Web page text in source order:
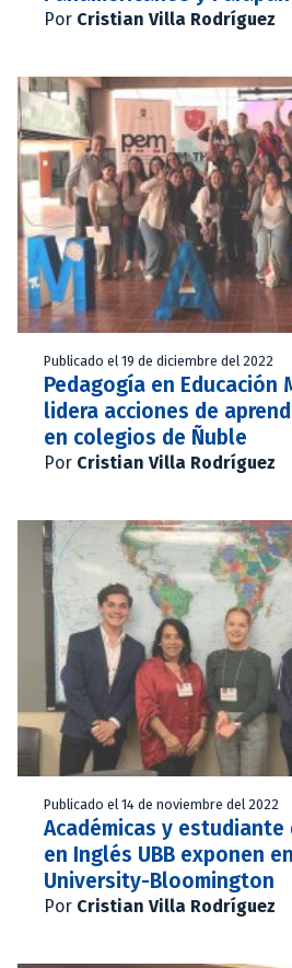
Por Cristian Villa Rodríguez
Publicado el 19 de diciembre del 2022
Pedagogía en Educación
lidera acciones de
en colegios de Ñuble
Por Cristian Villa Rodríguez
Publicado el 14 de noviembre del 2022
Académicas y estudiante
en Inglés UBB exponen
University-Bloomington
Por Cristian Villa Rodríguez